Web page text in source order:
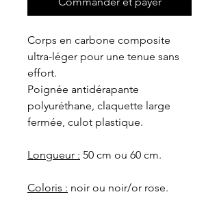
Corps en carbone composite
ultra-léger pour une tenue sans
effort.
Poignée antidérapante
polyuréthane, claquette large
fermée, culot plastique.
Longueur : 50 cm ou 60 cm.
Coloris : noir ou noir/or rose.